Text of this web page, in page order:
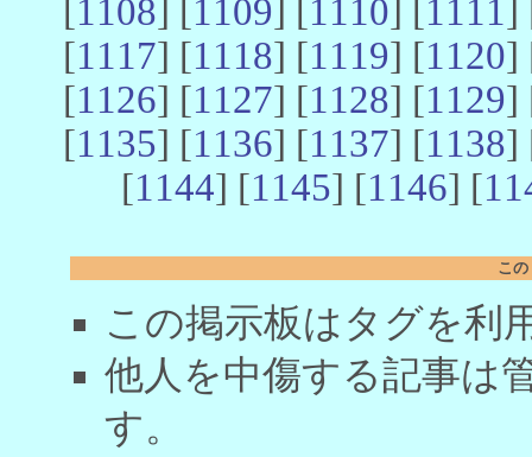
[1108] [1109] [1110] [1111]
[1117] [1118] [1119] [1120]
[1126] [1127] [1128] [1129]
[1135] [1136] [1137] [1138]
[1144] [1145] [1146] [
こ
この掲示板はタグを利
他人を中傷する記事は
す。